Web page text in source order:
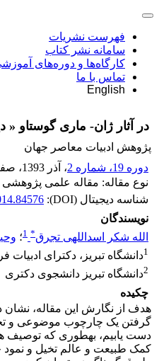
فهرست نشریات
سامانه نشر کتاب
کارگاه‌ها و دوره‌های
تماس با ما
English
در آثار ژان- ماری گوستاو
پژوهش ادبیات معاصر جهان
دوره 19، شماره 2
، آذر 1393 ،
نوع مقاله: مقاله علمی پژوهشی
شناسه دیجیتال (DOI):
نویسندگان
الله شکر اسداللهی تجرق*
1؛
1دانشگاه تبریز، دکترای ادبیات
2دانشگاه تبریز دانشجوی دکتری
چکیده
هدف از نگارش این مقاله، نشان
گرفتن یک چارچوب موضوعی و
دست یابیم، به­طوری که توصیف
کمک طبیعت و عالم تخیل و نمود